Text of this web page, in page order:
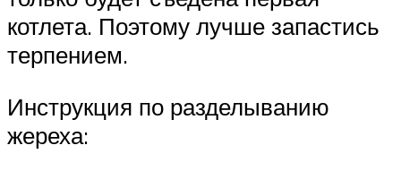
котлета. Поэтому лучше запастись
терпением.
Инструкция по разделыванию
жереха: